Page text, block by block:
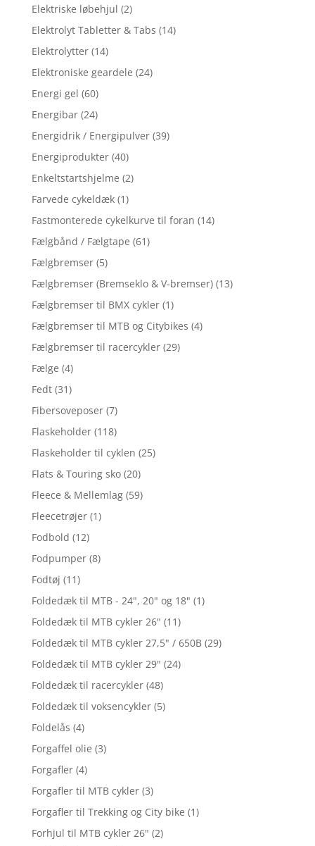
Elektriske løbehjul (2)
Elektrolyt Tabletter & Tabs (14)
Elektrolytter (14)
Elektroniske geardele (24)
Energi gel (60)
Energibar (24)
Energidrik / Energipulver (39)
Energiprodukter (40)
Enkeltstartshjelme (2)
Farvede cykeldæk (1)
Fastmonterede cykelkurve til foran (14)
Fælgbånd / Fælgtape (61)
Fælgbremser (5)
Fælgbremser (Bremseklo & V-bremser) (13)
Fælgbremser til BMX cykler (1)
Fælgbremser til MTB og Citybikes (4)
Fælgbremser til racercykler (29)
Fælge (4)
Fedt (31)
Fibersoveposer (7)
Flaskeholder (118)
Flaskeholder til cyklen (25)
Flats & Touring sko (20)
Fleece & Mellemlag (59)
Fleecetrøjer (1)
Fodbold (12)
Fodpumper (8)
Fodtøj (11)
Foldedæk til MTB - 24", 20" og 18" (1)
Foldedæk til MTB cykler 26" (11)
Foldedæk til MTB cykler 27,5" / 650B (29)
Foldedæk til MTB cykler 29" (24)
Foldedæk til racercykler (48)
Foldedæk til voksencykler (5)
Foldelås (4)
Forgaffel olie (3)
Forgafler (4)
Forgafler til MTB cykler (3)
Forgafler til Trekking og City bike (1)
Forhjul til MTB cykler 26" (2)